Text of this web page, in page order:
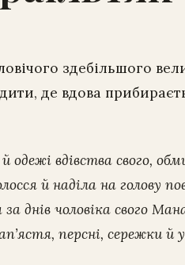
здебільшого
де вдова
вдівства свого,
й наділа на голову
днів чоловіка свого
персні, сережки й